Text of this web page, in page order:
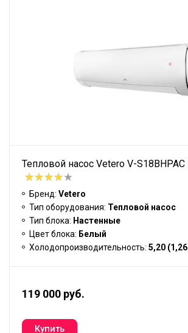
Тепловой насос Vetero V-S18BHPAC
Бренд: Vetero
Тип оборудования: Тепловой насос
Тип блока: Настенные
Цвет блока: Белый
Холодопроизводительность: 5,20
119 000 руб.